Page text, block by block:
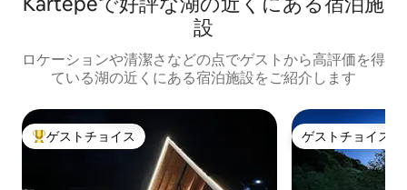
設
ロケーションや清潔さなどの点でゲストから高評価を得
ている湖の近くにある宿泊施設をご紹介します
大好評のゲストチョイスです。
ゲストチョイス ゲストチョイス
ゲストチョイス